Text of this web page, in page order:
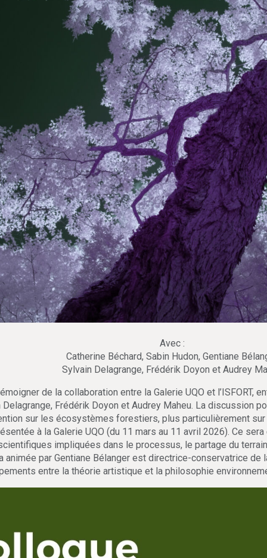
Avec :
Catherine Béchard, Sabin Hudon, Gentiane
Sylvain Delagrange, Frédérik Doyon et Audrey
de la collaboration entre la Galerie UQO et l’ISFORT,
Delagrange, Frédérik Doyon et Audrey Maheu. La discussion
sur les écosystèmes forestiers, plus particulièrement
à la Galerie UQO (du 11 mars au 11 avril 2026). Ce
impliquées dans le processus, le partage du
par Gentiane Bélanger est directrice-conservatrice de
entre la théorie artistique et la philosophie